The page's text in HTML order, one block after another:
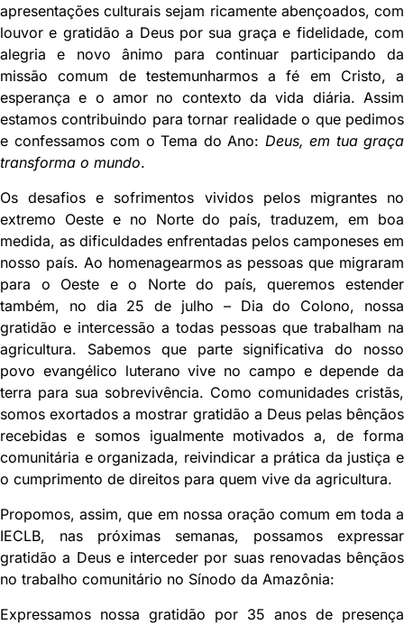
apresentações culturais sejam ricamente abençoados, com
louvor e gratidão a Deus por sua graça e fidelidade, com
alegria e novo ânimo para continuar participando da
missão comum de testemunharmos a fé em Cristo, a
esperança e o amor no contexto da vida diária. Assim
estamos contribuindo para tornar realidade o que pedimos
e confessamos com o Tema do Ano: Deus, em tua graça
transforma o mundo.
Os desafios e sofrimentos vividos pelos migrantes no
extremo Oeste e no Norte do país, traduzem, em boa
medida, as dificuldades enfrentadas pelos camponeses em
nosso país. Ao homenagearmos as pessoas que migraram
para o Oeste e o Norte do país, queremos estender
também, no dia 25 de julho – Dia do Colono, nossa
gratidão e intercessão a todas pessoas que trabalham na
agricultura. Sabemos que parte significativa do nosso
povo evangélico luterano vive no campo e depende da
terra para sua sobrevivência. Como comunidades cristãs,
somos exortados a mostrar gratidão a Deus pelas bênçãos
recebidas e somos igualmente motivados a, de forma
comunitária e organizada, reivindicar a prática da justiça e
o cumprimento de direitos para quem vive da agricultura.
Propomos, assim, que em nossa oração comum em toda a
IECLB, nas próximas semanas, possamos expressar
gratidão a Deus e interceder por suas renovadas bênçãos
no trabalho comunitário no Sínodo da Amazônia:
Expressamos nossa gratidão por 35 anos de presença